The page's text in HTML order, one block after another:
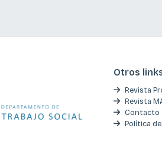
Otros
Revista
Revista
Contacto
Política